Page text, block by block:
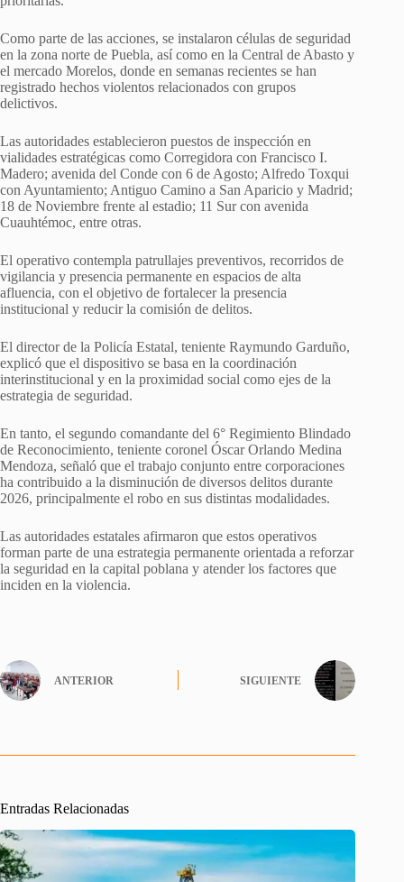
Como parte de las acciones, se instalaron células de seguridad
en la zona norte de Puebla, así como en la Central de Abasto y
el mercado Morelos, donde en semanas recientes se han
registrado hechos violentos relacionados con grupos
delictivos.
Las autoridades establecieron puestos de inspección en
vialidades estratégicas como Corregidora con Francisco I.
Madero; avenida del Conde con 6 de Agosto; Alfredo Toxqui
con Ayuntamiento; Antiguo Camino a San Aparicio y Madrid;
18 de Noviembre frente al estadio; 11 Sur con avenida
Cuauhtémoc, entre otras.
El operativo contempla patrullajes preventivos, recorridos de
vigilancia y presencia permanente en espacios de alta
afluencia, con el objetivo de fortalecer la presencia
institucional y reducir la comisión de delitos.
El director de la Policía Estatal, teniente Raymundo Garduño,
explicó que el dispositivo se basa en la coordinación
interinstitucional y en la proximidad social como ejes de la
estrategia de seguridad.
En tanto, el segundo comandante del 6° Regimiento Blindado
de Reconocimiento, teniente coronel Óscar Orlando Medina
Mendoza, señaló que el trabajo conjunto entre corporaciones
ha contribuido a la disminución de diversos delitos durante
2026, principalmente el robo en sus distintas modalidades.
Las autoridades estatales afirmaron que estos operativos
forman parte de una estrategia permanente orientada a reforzar
la seguridad en la capital poblana y atender los factores que
inciden en la violencia.
ANTERIOR SIGUIENTE
Entradas Relacionadas